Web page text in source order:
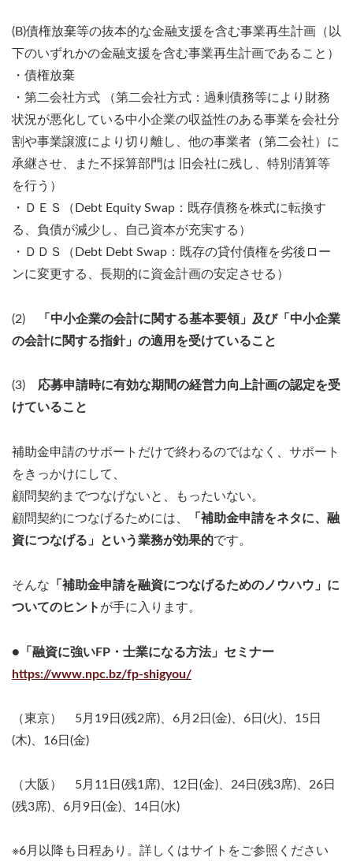
(B)債権放棄等の抜本的な金融支援を含む事業再生計画（以
下のいずれかの金融支援を含む事業再生計画であること）
・債権放棄
・第二会社方式 （第二会社方式：過剰債務等により財務
状況が悪化している中小企業の収益性のある事業を会社分
割や事業譲渡により切り離し、他の事業者（第二会社）に
承継させ、また不採算部門は 旧会社に残し、特別清算等
を行う）
・ＤＥＳ（Debt Equity Swap：既存債務を株式に転換す
る、負債が減少し、自己資本が充実する）
・ＤＤＳ（Debt Debt Swap：既存の貸付債権を劣後ロー
ンに変更する、長期的に資金計画の安定させる）
(2)
「中小企業の会計に関する基本要領」及び「中小企業
の会計に関する指針」の適用を受けていること
(3) 応募申請時に有効な期間の経営力向上計画の認定を受
けていること
補助金申請のサポートだけで終わるのではなく、サポート
をきっかけにして、
顧問契約までつなげないと、もったいない。
顧問契約につなげるためには、
「補助金申請をネタに、融
資につなげる」という業務が効果的です。
そんな 「補助金申請を融資につなげるためのノウハウ」に
ついてのヒント が手に入ります。
●「融資に強いFP・士業になる方法」セミナー
https://www.npc.bz/fp-shigyou/
（東京） 5月19日(残2席)、6月2日(金)、6日(火)、15日
(木)、16日(金)
（大阪） 5月11日(残1席)、12日(金)、24日(残3席)、26日
(残3席)、6月9日(金)、14日(水)
※6月以降も日程あり。詳しくはサイトをご参照ください